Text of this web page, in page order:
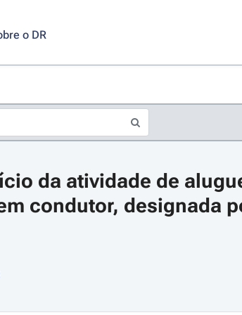
o DR
da atividade de
condutor, designada